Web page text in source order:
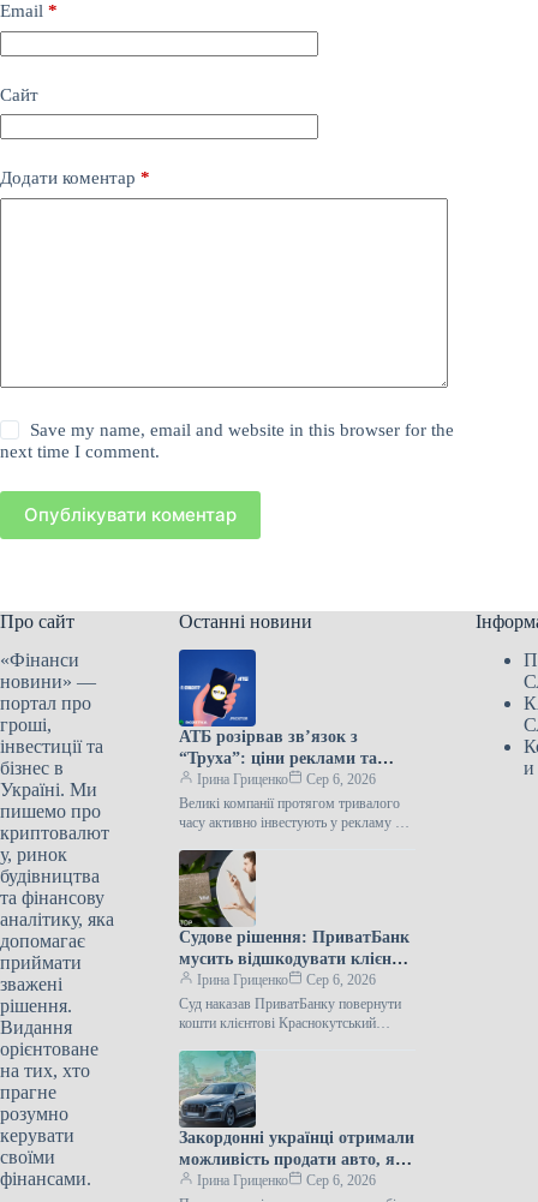
Email *
Сайт
Додати коментар *
Save my name, email and website in this browser for the
next time I comment.
Опублікувати коментар
Про сайт
«Фінанси
новини» —
портал про
гроші,
інвестиції та
бізнес в
Україні. Ми
пишемо про
криптовалют
у, ринок
будівництва
та фінансову
аналітику, яка
допомагає
приймати
зважені
рішення.
Видання
орієнтоване
на тих, хто
прагне
розумно
керувати
своїми
фінансами.
Останні новини
АТБ розірвав зв’язок з
“Труха”: ціни реклами та
клієнти
Ірина Гриценко
Сер 6, 2026
Великі компанії протягом тривалого
часу активно інвестують у рекламу в
зумовлено високими охопленнями
аудиторії та відносно невисокою
Судове рішення: ПриватБанк
мусить відшкодувати клієнту
близько 59 тисяч гривень,
незаконно привласнених
зловмисниками.
Ірина Гриценко
Сер 6, 2026
Суд наказав ПриватБанку повернути
кошти клієнтові Краснокутський
липня ухвалив рішення, що АТ КБ
“ПриватБанк” мусить…
Закордонні українці отримали
можливість продати авто, яке
залишилося в Україні, за
Ірина Гриценко
Сер 6, 2026
и